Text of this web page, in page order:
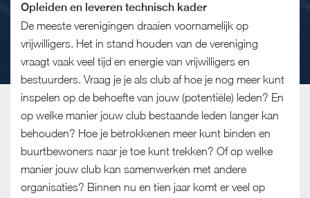
Opleiden en leveren technisch kader
De meeste verenigingen draaien voornamelijk op
vrijwilligers. Het in stand houden van de vereniging
vraagt vaak veel tijd en energie van vrijwilligers en
bestuurders. Vraag je je als club af hoe je nog meer kunt
inspelen op de behoefte van jouw (potentiële) leden? En
op welke manier jouw club bestaande leden langer kan
behouden? Hoe je betrokkenen meer kunt binden en
buurtbewoners naar je toe kunt trekken? Of op welke
manier jouw club kan samenwerken met andere
organisaties? Binnen nu en tien jaar komt er veel op